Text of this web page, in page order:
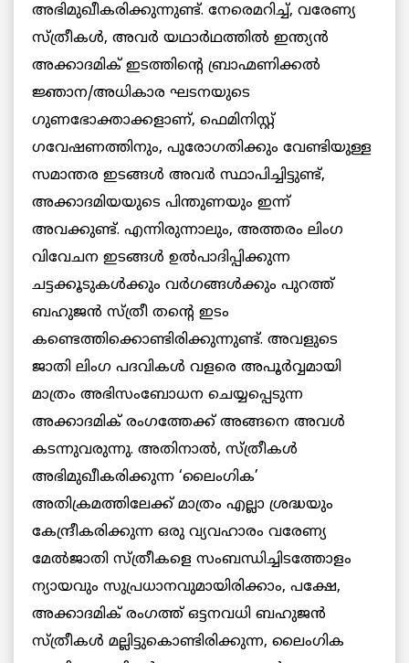
അഭിമുഖീകരിക്കുന്നുണ്ട്. നേരെമറിച്ച്, വരേണ്യ
സ്ത്രീകള്‍, അവര്‍ യഥാര്‍ഥത്തില്‍ ഇന്ത്യന്‍
അക്കാദമിക് ഇടത്തിന്റെ ബ്രാഹ്മണിക്കല്‍
ജ്ഞാന/അധികാര ഘടനയുടെ
ഗുണഭോക്താക്കളാണ്, ഫെമിനിസ്റ്റ്
ഗവേഷണത്തിനും, പുരോഗതിക്കും വേണ്ടിയുള്ള
സമാന്തര ഇടങ്ങള്‍ അവര്‍ സ്ഥാപിച്ചിട്ടുണ്ട്,
അക്കാദമിയയുടെ പിന്തുണയും ഇന്ന്
അവക്കുണ്ട്. എന്നിരുന്നാലും, അത്തരം ലിംഗ
വിവേചന ഇടങ്ങള്‍ ഉല്‍പാദിപ്പിക്കുന്ന
ചട്ടക്കൂടുകള്‍ക്കും വര്‍ഗങ്ങള്‍ക്കും പുറത്ത്
ബഹുജന്‍ സ്ത്രീ തന്റെ ഇടം
കണ്ടെത്തിക്കൊണ്ടിരിക്കുന്നുണ്ട്. അവളുടെ
ജാതി ലിംഗ പദവികള്‍ വളരെ അപൂര്‍വ്വമായി
മാത്രം അഭിസംബോധന ചെയ്യപ്പെടുന്ന
അക്കാദമിക് രംഗത്തേക്ക് അങ്ങനെ അവള്‍
കടന്നുവരുന്നു. അതിനാല്‍, സ്ത്രീകള്‍
അഭിമുഖീകരിക്കുന്ന ‘ലൈംഗിക’
അതിക്രമത്തിലേക്ക് മാത്രം എല്ലാ ശ്രദ്ധയും
കേന്ദ്രീകരിക്കുന്ന ഒരു വ്യവഹാരം വരേണ്യ
മേല്‍ജാതി സ്ത്രീകളെ സംബന്ധിച്ചിടത്തോളം
ന്യായവും സുപ്രധാനവുമായിരിക്കാം, പക്ഷേ,
അക്കാദമിക് രംഗത്ത് ഒട്ടനവധി ബഹുജന്‍
സ്ത്രീകള്‍ മല്ലിട്ടുകൊണ്ടിരിക്കുന്ന, ലൈംഗിക